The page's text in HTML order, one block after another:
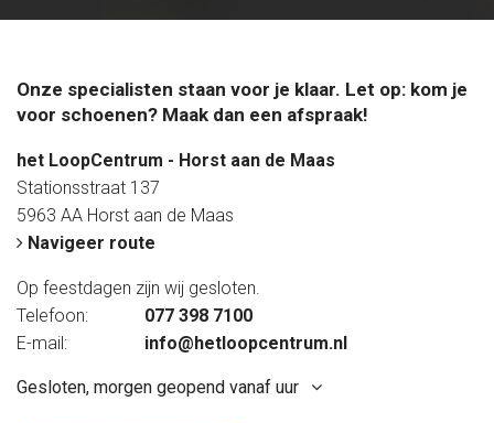
Onze specialisten staan voor je klaar. Let op: kom je
voor schoenen? Maak dan een afspraak!
het LoopCentrum - Horst aan de Maas
Stationsstraat 137
5963 AA Horst aan de Maas
Navigeer route
Op feestdagen zijn wij gesloten.
Telefoon:
077 398 7100
E-mail:
info@hetloopcentrum.nl
Gesloten, morgen geopend vanaf uur